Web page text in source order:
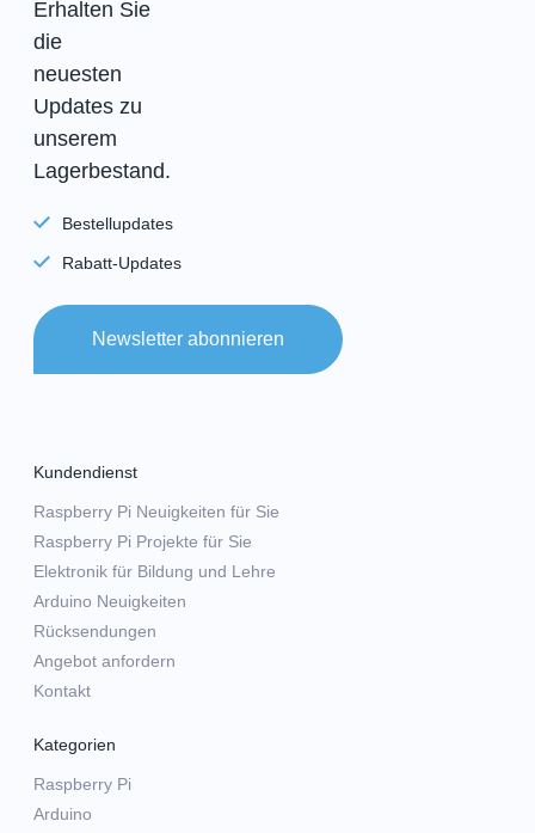
Erhalten Sie
die
neuesten
Updates zu
unserem
Lagerbestand.
Bestellupdates
Rabatt-Updates
Newsletter abonnieren
Kundendienst
Raspberry Pi Neuigkeiten für Sie
Raspberry Pi Projekte für Sie
Elektronik für Bildung und Lehre
Arduino Neuigkeiten
Rücksendungen
Angebot anfordern
Kontakt
Kategorien
Raspberry Pi
Arduino